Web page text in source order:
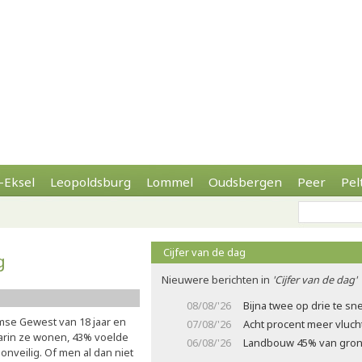
Leopoldsburg Lommel Oudsbergen Peer
Gewest van 18 jaar en
ze wonen, 43% voelde
Of men al dan niet
Cijfer van de dag
Nieuwere berichten in 'Cijfer van de dag'
08/08/'26
Bijna twee op drie te
07/08/'26
Acht procent meer
06/08/'26
Landbouw 45% van